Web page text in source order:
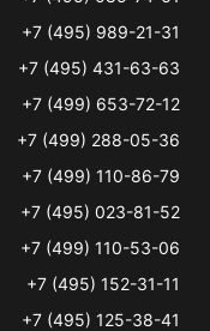
+7 (495) 989-21-31
+7 (495) 431-63-63
+7 (499) 653-72-12
+7 (499) 288-05-36
+7 (499) 110-86-79
+7 (495) 023-81-52
+7 (499) 110-53-06
+7 (495) 152-31-11
+7 (495) 125-38-41